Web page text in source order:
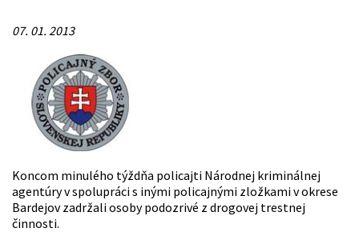
07. 01. 2013
Koncom minulého týždňa policajti Národnej kriminálnej
agentúry v spolupráci s inými policajnými zložkami v okrese
Bardejov zadržali osoby podozrivé z drogovej trestnej
činnosti.